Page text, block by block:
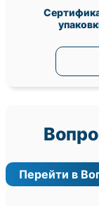
Перейти в